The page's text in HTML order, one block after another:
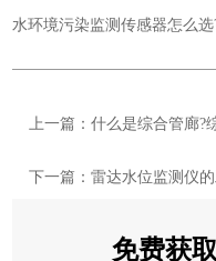
水环境污染监测传感器怎么选
上一篇：什么是综合管廊
下一篇：雷达水位监测仪
免费获